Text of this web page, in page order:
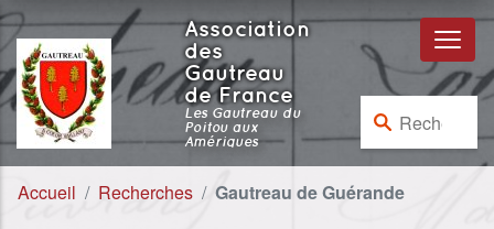
Aller au contenu
Aller à la navigation
Association
des
Gautreau
de France
Les Gautreau du
Poitou aux
Amériques
Rechercher :
Accueil Recherches Gautreau de Guérande